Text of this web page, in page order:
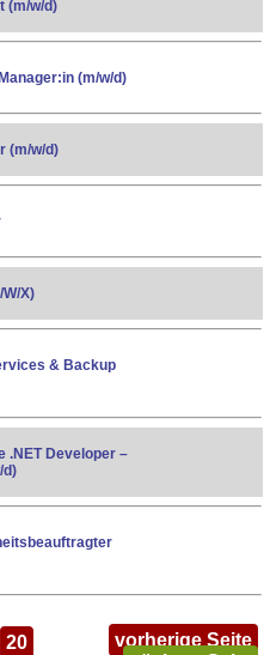
(m/w/d)
(m/w/d)
(m/w/d)
X)
& Backup
.NET Developer –
d)
20
vorherige Seite